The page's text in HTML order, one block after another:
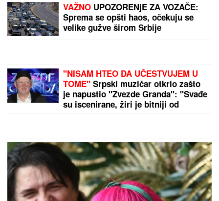
VAŽNO UPOZORENjE ZA VOZAČE:
Sprema se opšti haos, očekuju se
velike gužve širom Srbije
"NISAM HTEO DA UČESTVUJEM U
TOME" Srpski muzičar otkrio zašto
je napustio "Zvezde Granda": "Svađe
su iscenirane, žiri je bitniji od